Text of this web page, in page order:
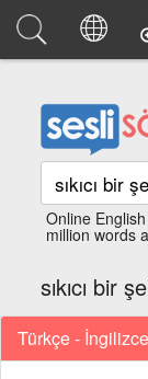
Online
million words
sıkıcı bir
Türkçe - İngilizce